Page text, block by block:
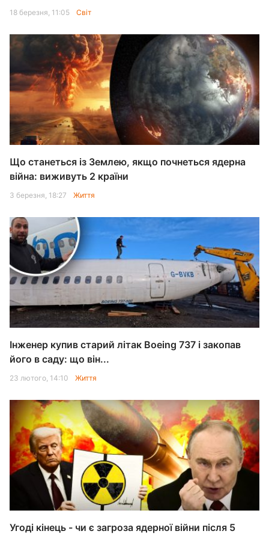
18 березня, 11:05 Світ
Що станеться із Землею, якщо почнеться ядерна
війна: виживуть 2 країни
3 березня, 18:27 Життя
Інженер купив старий літак Boeing 737 і закопав
його в саду: що він...
23 лютого, 14:10 Життя
Угоді кінець - чи є загроза ядерної війни після 5